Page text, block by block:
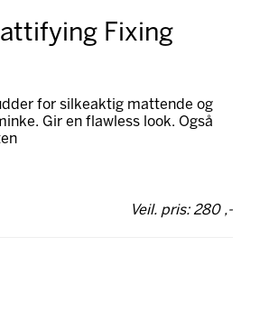
Fixing
for silkeaktig mattende og
Gir en flawless look. Også
Veil. pris: 280 ,-